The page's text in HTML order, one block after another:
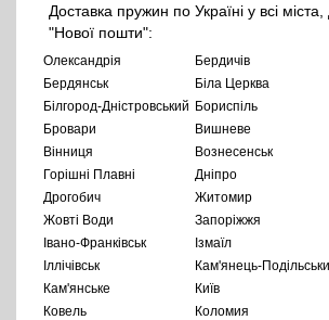
Доставка пружин по Україні у всі міста,
"Нової пошти":
Олександрія
Бердичів
Бердянськ
Біла Церква
Білгород-Дністровський Бориспіль
Бровари
Вишневе
Вінниця
Вознесенськ
Горішні Плавні
Дніпро
Дрогобич
Житомир
Жовті Води
Запоріжжя
Івано-Франківськ
Ізмаїл
Іллічівськ
Кам'янець-
Кам'янське
Київ
Ковель
Коломия